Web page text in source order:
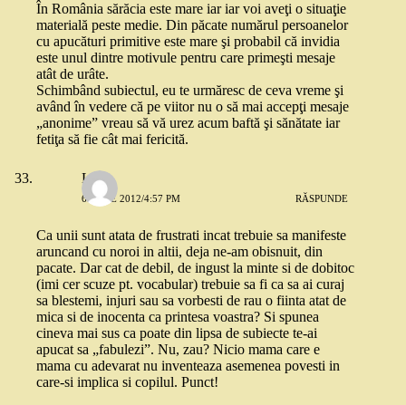
În România sărăcia este mare iar iar voi aveţi o situaţie
materială peste medie. Din păcate numărul persoanelor
cu apucături primitive este mare şi probabil că invidia
este unul dintre motivule pentru care primeşti mesaje
atât de urâte.
Schimbând subiectul, eu te urmăresc de ceva vreme şi
având în vedere că pe viitor nu o să mai accepţi mesaje
„anonime” vreau să vă urez acum baftă şi sănătate iar
fetiţa să fie cât mai fericită.
Liza
6 IULIE 2012/4:57 PM RĂSPUNDE
Ca unii sunt atata de frustrati incat trebuie sa manifeste
aruncand cu noroi in altii, deja ne-am obisnuit, din
pacate. Dar cat de debil, de ingust la minte si de dobitoc
(imi cer scuze pt. vocabular) trebuie sa fi ca sa ai curaj
sa blestemi, injuri sau sa vorbesti de rau o fiinta atat de
mica si de inocenta ca printesa voastra? Si spunea
cineva mai sus ca poate din lipsa de subiecte te-ai
apucat sa „fabulezi”. Nu, zau? Nicio mama care e
mama cu adevarat nu inventeaza asemenea povesti in
care-si implica si copilul. Punct!